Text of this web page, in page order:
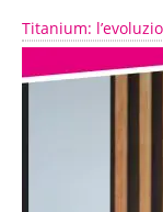
Titanium: